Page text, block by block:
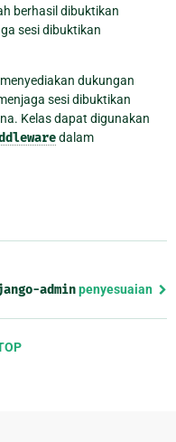
berhasil dibuktikan
sesi dibuktikan
menyediakan dukungan
sesi dibuktikan
Kelas dapat digunakan
dalam
adminpenyesuaian